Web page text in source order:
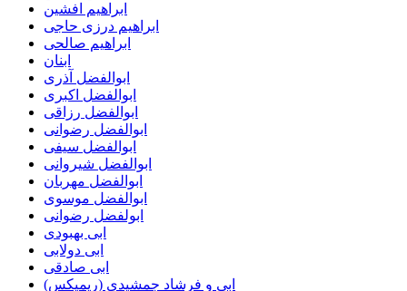
ابراهیم افشین
ابراهیم درزی حاجی
ابراهیم صالحی
ابنان
ابوالفضل آذری
ابوالفضل اکبری
ابوالفضل رزاقی
ابوالفضل رضوانی
ابوالفضل سیفی
ابوالفضل شیروانی
ابوالفضل مهربان
ابوالفضل موسوی
ابولفضل رضوانی
ابی بهبودی
ابی دولابی
ابی صادقی
ابی و فرشاد جمشیدی (ریمیکس)